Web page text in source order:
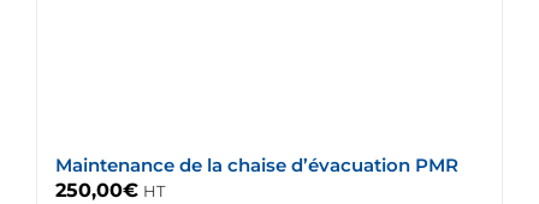
Maintenance de la chaise d’évacuation PMR
250,00€ HT